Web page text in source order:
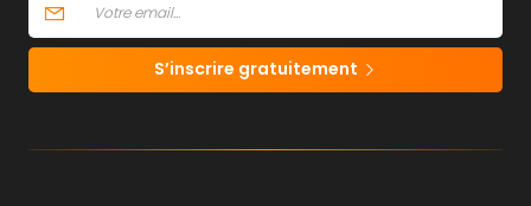
S’inscrire gratuitement